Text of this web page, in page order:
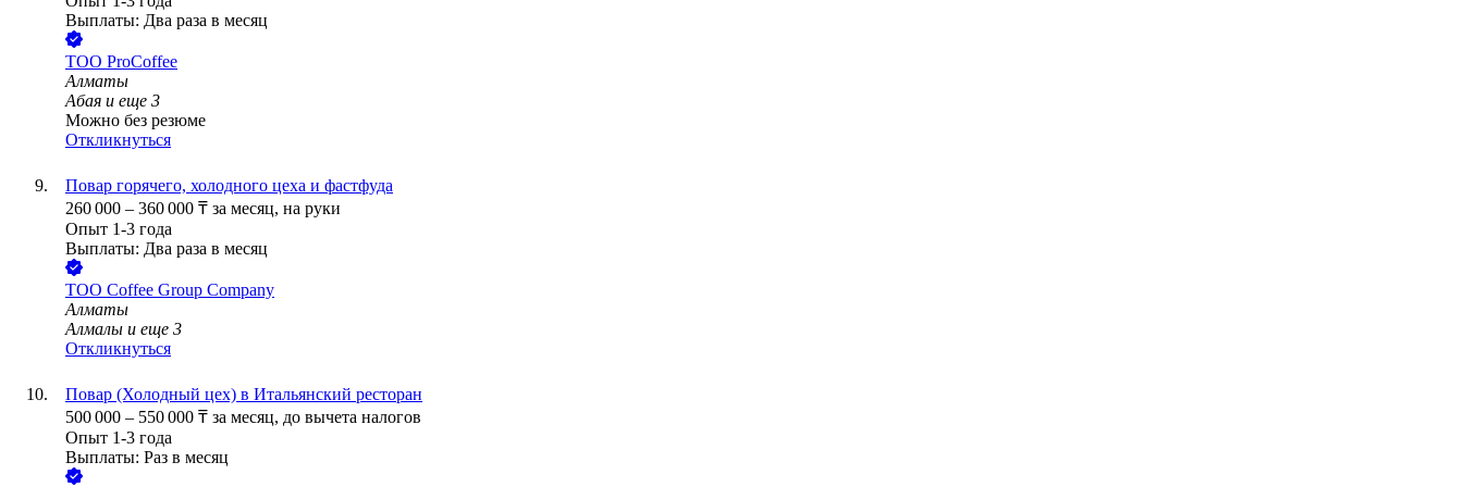
Выплаты: Два раза в месяц
ТОО ProCoffee
Алматы
Абая и еще 3
Можно без резюме
Откликнуться
Повар горячего, холодного цеха и фастфуда
260 000 – 360 000 ₸ за месяц, на руки
Опыт 1-3 года
Выплаты: Два раза в месяц
ТОО Coffee Group Company
Алматы
Алмалы и еще 3
Откликнуться
Повар (Холодный цех) в Итальянский ресторан
500 000 – 550 000 ₸ за месяц, до вычета налогов
Опыт 1-3 года
Выплаты: Раз в месяц